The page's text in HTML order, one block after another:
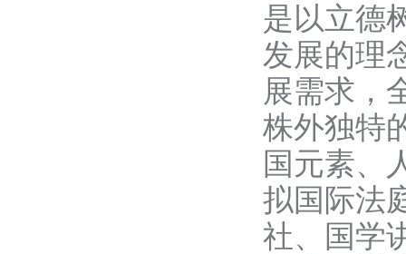
是以立德
发展的理
展需求 ，
株外独特
国元素、
拟国际法
社、国学